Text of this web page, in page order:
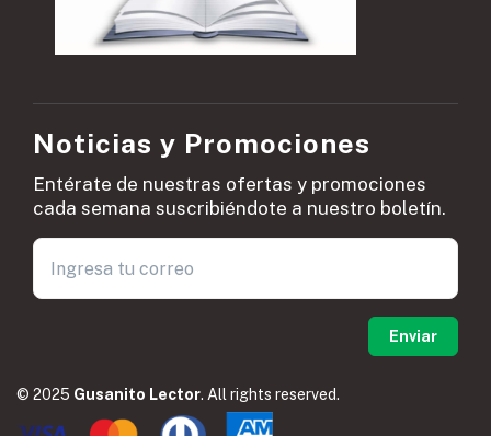
Noticias y Promociones
Entérate de nuestras ofertas y promociones
cada semana suscribiéndote a nuestro boletín.
© 2025 Gusanito Lector. All rights reserved.